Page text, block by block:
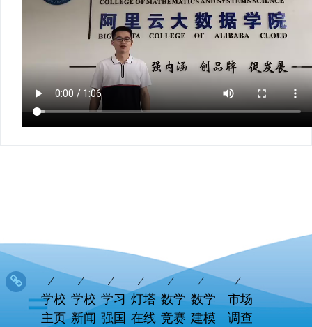
学校
主页
学校
新闻
学习
强国
灯塔
在线
数学
竞赛
数学
建模
市场
调查